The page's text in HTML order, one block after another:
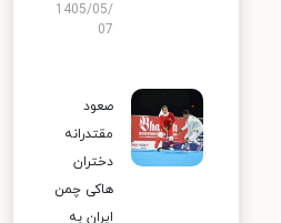
1405/05/
07
صعود
مقتدرانه
دختران
هاکی چمن
ایران به